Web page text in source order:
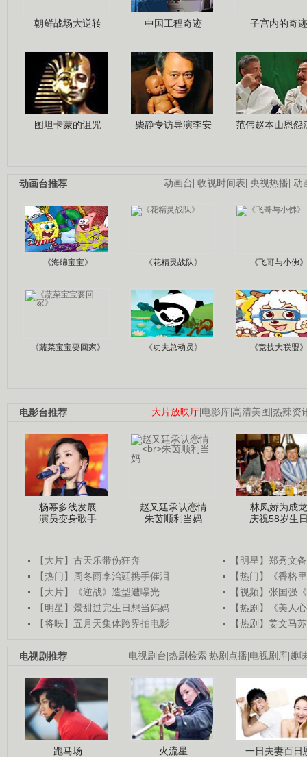
朝鲜战场大逆转 中国工程奇迹 子宫内的奇迹
图坦卡蒙的诅咒 柴静专访导演李安 范伟赵本山恩怨
动画台| 收视时间表| 央视热播| 动
动画台推荐
《海绵宝宝》 《花精灵战队》 《飞哥与小佛》
《蔬菜宝宝要回家》 《功夫总动员》 《竞技大联盟》
大片放映厅|电影库|高清美图 |热辣资
电影台推荐
杨幂多线发展
演员变身歌手
赵又廷承认恋情
朱茵顺利当妈
林凤娇为成龙
庆祝58岁生
【大片】古天乐带伤狂奔
【明星】郑秀文
【热门】周冬雨李治廷携手催泪
【热门】《香格
【大片】《逆战》造型遭曝光
【视频】张国强
【明星】景甜过完生日想当妈妈
【热剧】《美人
【将映】五月天集体跨界拍电影
【热剧】姜文马
电视剧台|热剧检索|热剧点播|电视剧库|趣
电视剧推荐
跑马场 火流星 一日夫妻百日